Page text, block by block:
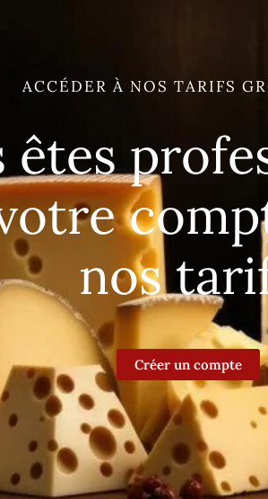
ACCÉDER À NOS TARIFS
êtes
nos
Créer un compte